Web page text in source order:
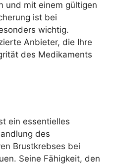
und mit einem gültigen
ist bei
wichtig.
Anbieter, die Ihre
des Medikaments
ein essentielles
des
Brustkrebses bei
Seine Fähigkeit, den